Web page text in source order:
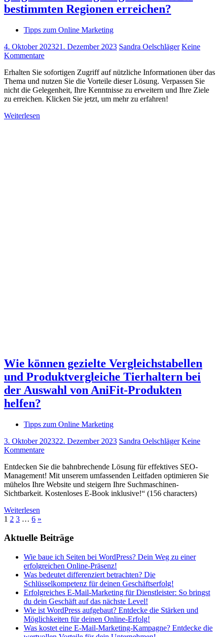
bestimmten Regionen erreichen?
Tipps zum Online Marketing
4. Oktober 202321. Dezember 2023 Sandra Oelschläger Keine
Kommentare
Erhalten Sie sofortigen Zugriff auf nützliche Informationen über das
Thema und nutzen Sie die Vorteile dieser Lösung. Verpassen Sie
nicht die Gelegenheit, Ihre Kenntnisse zu erweitern und Ihre Ziele
zu erreichen. Klicken Sie jetzt, um mehr zu erfahren!
Weiterlesen
Wie können gezielte Vergleichstabellen
und Produktvergleiche Tierhaltern bei
der Auswahl von AniFit-Produkten
helfen?
Tipps zum Online Marketing
3. Oktober 202322. Dezember 2023 Sandra Oelschläger Keine
Kommentare
Entdecken Sie die bahnbrechende Lösung für effektives SEO-
Management! Mit unserem umfassenden Leitfaden optimieren Sie
mühelos Ihre Website und steigern Ihre Suchmaschinen-
Sichtbarkeit. Kostenloses E-Book inklusive!“ (156 characters)
Weiterlesen
Seitennummerierung
der
1 2 3 … 6 Nächste
»
Aktuelle Beiträge
Wie baue ich Seiten bei WordPress? Dein Weg zu einer
erfolgreichen Online-Präsenz!
Was bedeutet differenziert betrachten? Die
Schlüsselkompetenz für deinen Geschäftserfolg!
Erfolgreiches E-Mail-Marketing für Dienstleister: So bringst
du dein Geschäft auf das nächste Level!
Wie ist WordPress aufgebaut? Entdecke die Stärken und
Möglichkeiten für deinen Online-Erfolg!
Was kostet eine E-Mail-Marketing-Kampagne? Entdecke die